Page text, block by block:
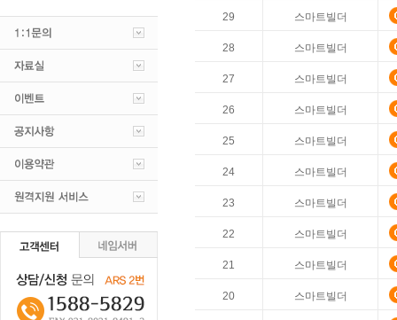
29 스마트빌더
28 스마트빌더
27 스마트빌더
26 스마트빌더
25 스마트빌더
24 스마트빌더
23 스마트빌더
22 스마트빌더
21 스마트빌더
20 스마트빌더